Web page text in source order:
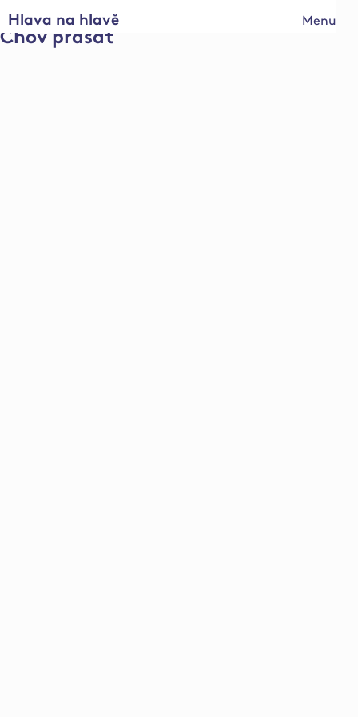
Menu
Hlava na hlavě
Chov prasat